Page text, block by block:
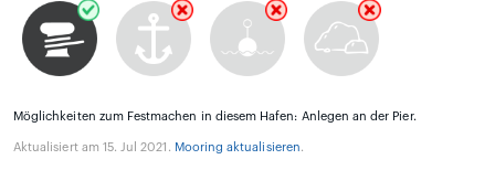
Möglichkeiten zum Festmachen in diesem Hafen: Anlegen an der Pier.
Aktualisiert am 15. Jul 2021. Mooring aktualisieren.